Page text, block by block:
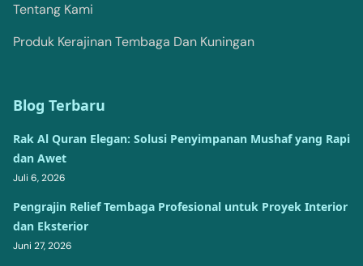
Tentang Kami
Produk Kerajinan Tembaga Dan Kuningan
Blog Terbaru
Rak Al Quran Elegan: Solusi Penyimpanan Mushaf yang Rapi
dan Awet
Juli 6, 2026
Pengrajin Relief Tembaga Profesional untuk Proyek Interior
dan Eksterior
Juni 27, 2026